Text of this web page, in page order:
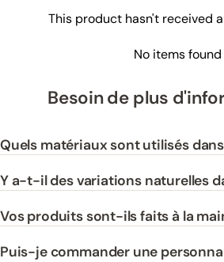
This product hasn't received
No items found
Besoin de plus
Quels matériaux sont utilisés
Y a-t-il des variations naturelles
Vos produits sont-ils faits à la
Puis-je commander une